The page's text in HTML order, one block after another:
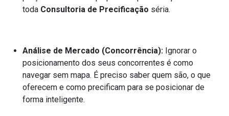
toda Consultoria de Precificação séria.
Análise de Mercado (Concorrência): Ignorar o
posicionamento dos seus concorrentes é como
navegar sem mapa. É preciso saber quem são, o que
oferecem e como precificam para se posicionar de
forma inteligente.